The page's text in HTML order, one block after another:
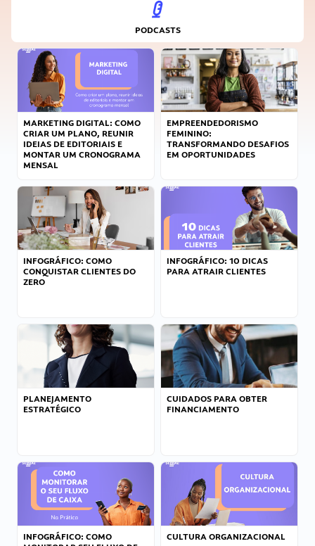
PODCASTS
MARKETING DIGITAL: COMO
CRIAR UM PLANO, REUNIR
IDEIAS DE EDITORIAIS E
MONTAR UM CRONOGRAMA
MENSAL
EMPREENDEDORISMO
FEMININO:
TRANSFORMANDO DESAFIOS
EM OPORTUNIDADES
INFOGRÁFICO: COMO
CONQUISTAR CLIENTES DO
ZERO
INFOGRÁFICO: 10 DICAS
PARA ATRAIR CLIENTES
PLANEJAMENTO
ESTRATÉGICO
CUIDADOS PARA OBTER
FINANCIAMENTO
INFOGRÁFICO: COMO
CULTURA ORGANIZACIONAL